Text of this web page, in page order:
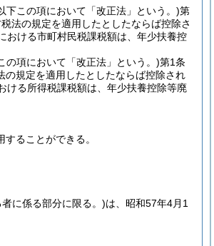
下この項において「改正法」という。)第
法の規定を適用したとしたならば控除さ
おける市町村民税課税額は、年少扶養控
の項において「改正法」という。)第1条
規定を適用したとしたならば控除され
ける所得税課税額は、年少扶養控除等廃
ることができる。
に係る部分に限る。)は、昭和57年4月1